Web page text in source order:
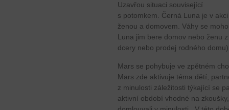
Uzavřou situaci související
s potomkem. Černá Luna je v
ženou a domovem. Váhy se
Luna jim bere domov nebo ženu
dcery nebo prodej rodného
Mars se pohybuje ve zpětném
Mars zde aktivuje téma dětí,
z minulosti záležitosti týkající se
aktivní období vhodné na